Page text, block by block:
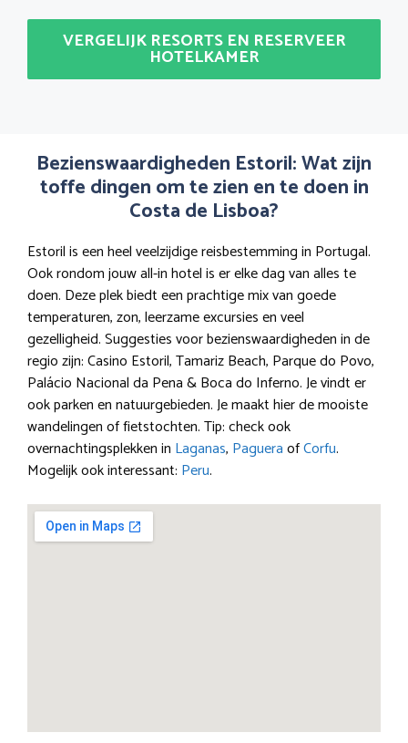
VERGELIJK RESORTS EN RESERVEER
HOTELKAMER
Bezienswaardigheden Estoril: Wat zijn
toffe dingen om te zien en te doen in
Costa de Lisboa?
Estoril is een heel veelzijdige reisbestemming in Portugal.
Ook rondom jouw all-in hotel is er elke dag van alles te
doen. Deze plek biedt een prachtige mix van goede
temperaturen, zon, leerzame excursies en veel
gezelligheid. Suggesties voor bezienswaardigheden in de
regio zijn: Casino Estoril, Tamariz Beach, Parque do Povo,
Palácio Nacional da Pena & Boca do Inferno. Je vindt er
ook parken en natuurgebieden. Je maakt hier de mooiste
wandelingen of fietstochten. Tip: check ook
overnachtingsplekken in Laganas, PagueraofCorfu.
Mogelijk ook interessant: Peru.